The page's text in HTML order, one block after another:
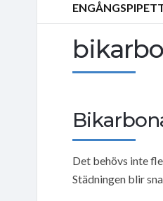
Det behövs inte
Städningen blir